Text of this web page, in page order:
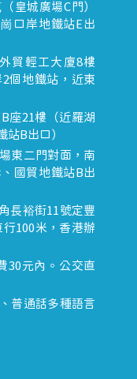
皇城廣場C門）
口岸地鐵站E出
貿輕工大廈8樓
個地鐵站，近東
座21樓（近羅湖
站B出口）
東二門對面，南
國貿地鐵站B出
長裕街11號定豐
100米，香港辦
30元內。公交直
普通話多種語言